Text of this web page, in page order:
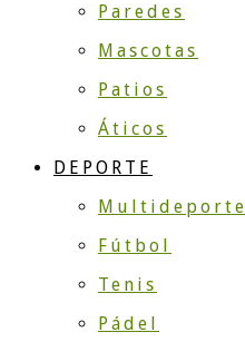
Paredes
Mascotas
Patios
Áticos
DEPORTE
Multideporte
Fútbol
Tenis
Pádel